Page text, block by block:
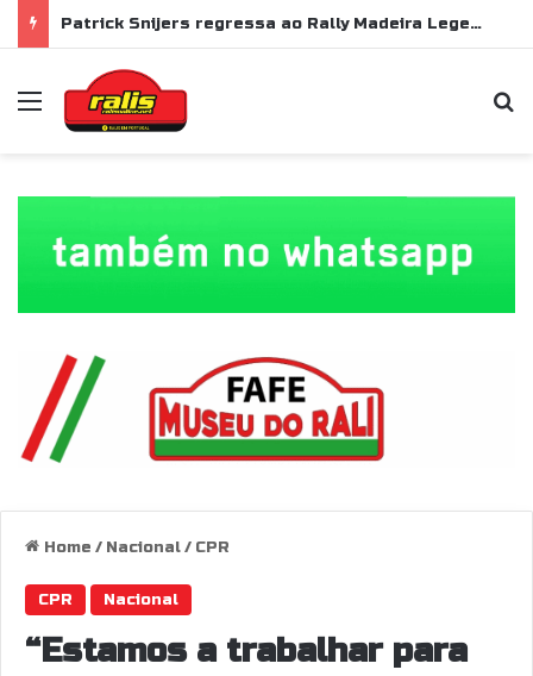
Patrick Snijers regressa ao Rally Madeira Legend com Ford Sierra RS Cosworth
Menu
Home / Nacional/ CPR
CPR Nacional
“Estamos a trabalhar para